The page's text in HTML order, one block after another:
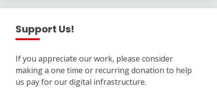
Support Us!
If you appreciate our work, please consider
making a one time or recurring donation to help
us pay for our digital infrastructure.